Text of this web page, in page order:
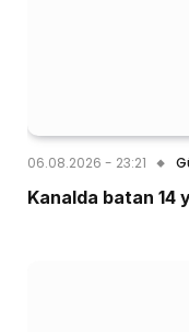
06.08.2026 - 23:21
Kanalda batan 14